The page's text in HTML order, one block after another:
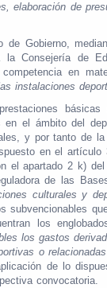
elaboración de
de Gobierno,
Consejería de
en
instalaciones
básicas
en el ámbito del
y por tanto de
en el
el apartado 2 k)
de las
culturales y
subvencionables
los
los gastos
o
de lo
convocatoria.